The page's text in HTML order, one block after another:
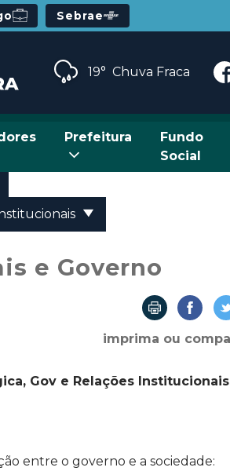
Sebrae
19° Chuva Fraca
Prefeitura
Fundo
Social
e Governo
imprima ou
Gov e Relações
entre o governo e a sociedade: